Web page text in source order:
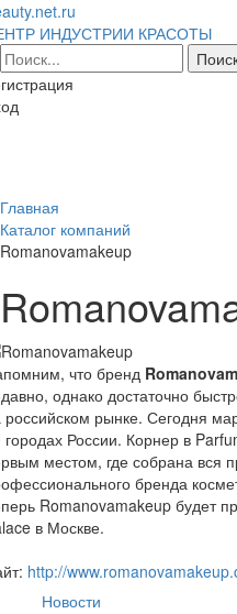
ИНДУСТРИИ КРАСОТЫ
Главная
Каталог компаний
Romanovamakeup
что бренд
однако достаточно
российском рынке. Сегодня
городах России. Корнер в
местом, где собрана вся
бренда
Romanovamakeup будет
в Москве.
http://
Новости